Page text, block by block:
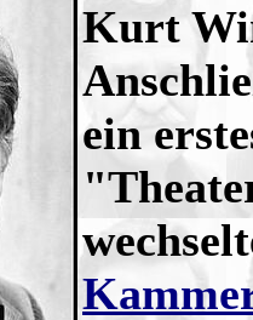
Kurt
ein